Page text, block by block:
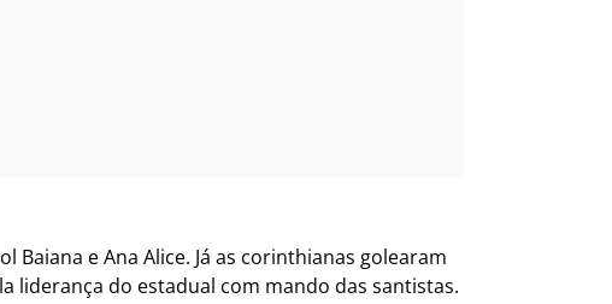
Baiana e Ana Alice. Já as corinthianas golearam
liderança do estadual com mando das santistas.